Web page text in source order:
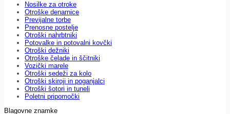
Nosilke za otroke
Otroške denarnice
Previjalne torbe
Prenosne postelje
Otroški nahrbtniki
Potovalke in potovalni kovčki
Otroški dežniki
Otroške čelade in ščitniki
Vozički marele
Otroški sedeži za kolo
Otroški skiroji in poganjalci
Otroški šotori in tuneli
Poletni pripomočki
Blagovne znamke